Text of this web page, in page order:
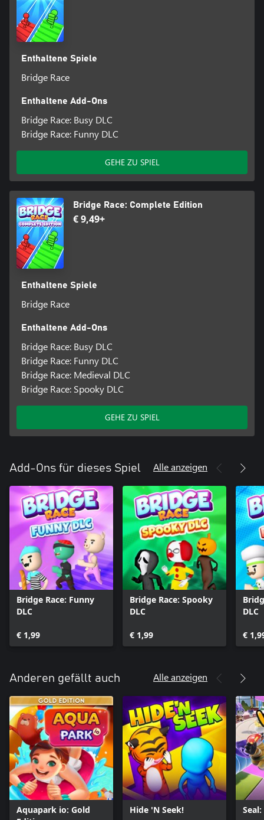
Enthaltene Spiele
Bridge Race
Enthaltene Add-Ons
Bridge Race: Busy DLC
Bridge Race: Funny DLC
GEHE ZU SPIEL
Bridge Race: Complete Edition
€ 9,49+
Enthaltene Spiele
Bridge Race
Enthaltene Add-Ons
Bridge Race: Busy DLC
Bridge Race: Funny DLC
Bridge Race: Medieval DLC
Bridge Race: Spooky DLC
GEHE ZU SPIEL
Add-Ons für dieses Spiel Alle anzeigen
Bridge Race: Funny
DLC
€ 1,99
Bridge Race: Spooky
DLC
€ 1,99
DLC
€
Anderen gefällt auch Alle anzeigen
Aquapark io: Gold
Hide 'N Seek!